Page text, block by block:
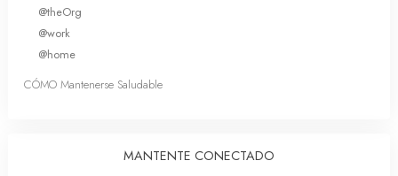
@theOrg
@work
@home
CÓMO Mantenerse Saludable
MANTENTE CONECTADO